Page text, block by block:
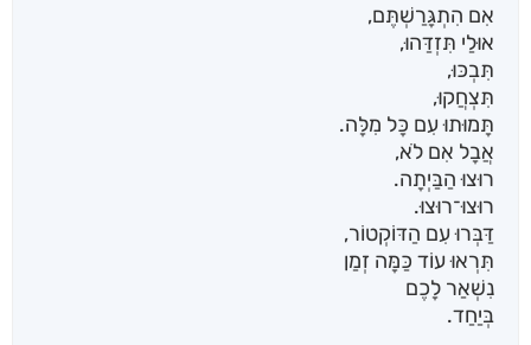
אִם הִתְגָּרַשְׁתֶּם,
אוּלַי תִּזְדַּהוּ,
תִּבְכּוּ,
תִּצְחֲקוּ,
תָּמוּתוּ עִם כָּל מִלָּה.
אֲבָל אִם לֹא,
רוּצוּ הַבַּיְתָה.
רוּצוּ־רוּצוּ.
דַּבְּרוּ עִם הַדּוֹקְטוֹר,
תִּרְאוּ עוֹד כַּמָּה זְמַן
נִשְׁאַר לָכֶם
בְּיַחַד.